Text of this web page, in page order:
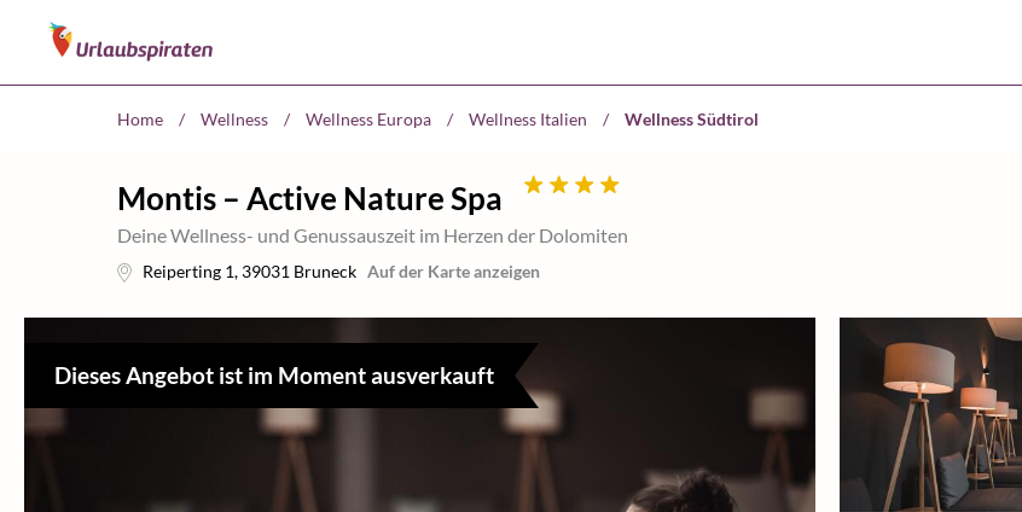
Home / Wellness / Wellness Europa / Wellness Italien / Wellness Südtirol
Montis – Active Nature Spa
Deine Wellness- und Genussauszeit im Herzen der Dolomiten
Reiperting 1, 39031 Bruneck Auf der Karte anzeigen
Dieses Angebot ist im Moment ausverkauft